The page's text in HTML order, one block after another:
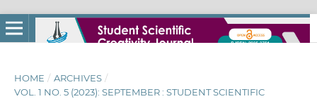
HOME / ARCHIVES /
VOL. 1 NO. 5 (2023): SEPTEMBER : STUDENT SCIENTIFIC